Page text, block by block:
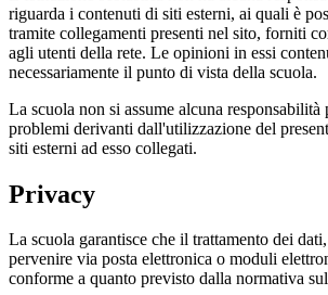
riguarda i contenuti di siti esterni, ai quali è
tramite collegamenti presenti nel sito, forniti
agli utenti della rete. Le opinioni in essi
necessariamente il punto di vista della scuola.
La scuola non si assume alcuna responsabilità
problemi derivanti dall'utilizzazione del
siti esterni ad esso collegati.
Privacy
La scuola garantisce che il trattamento dei
pervenire via posta elettronica o moduli
conforme a quanto previsto dalla normativa